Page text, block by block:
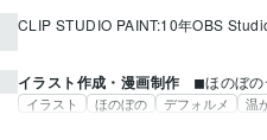
CLIP STUDIO PAINT:10年OBS
イラスト作成・漫画制作 ◼︎ほのぼの
イラスト ほのぼの デフォルメ 温